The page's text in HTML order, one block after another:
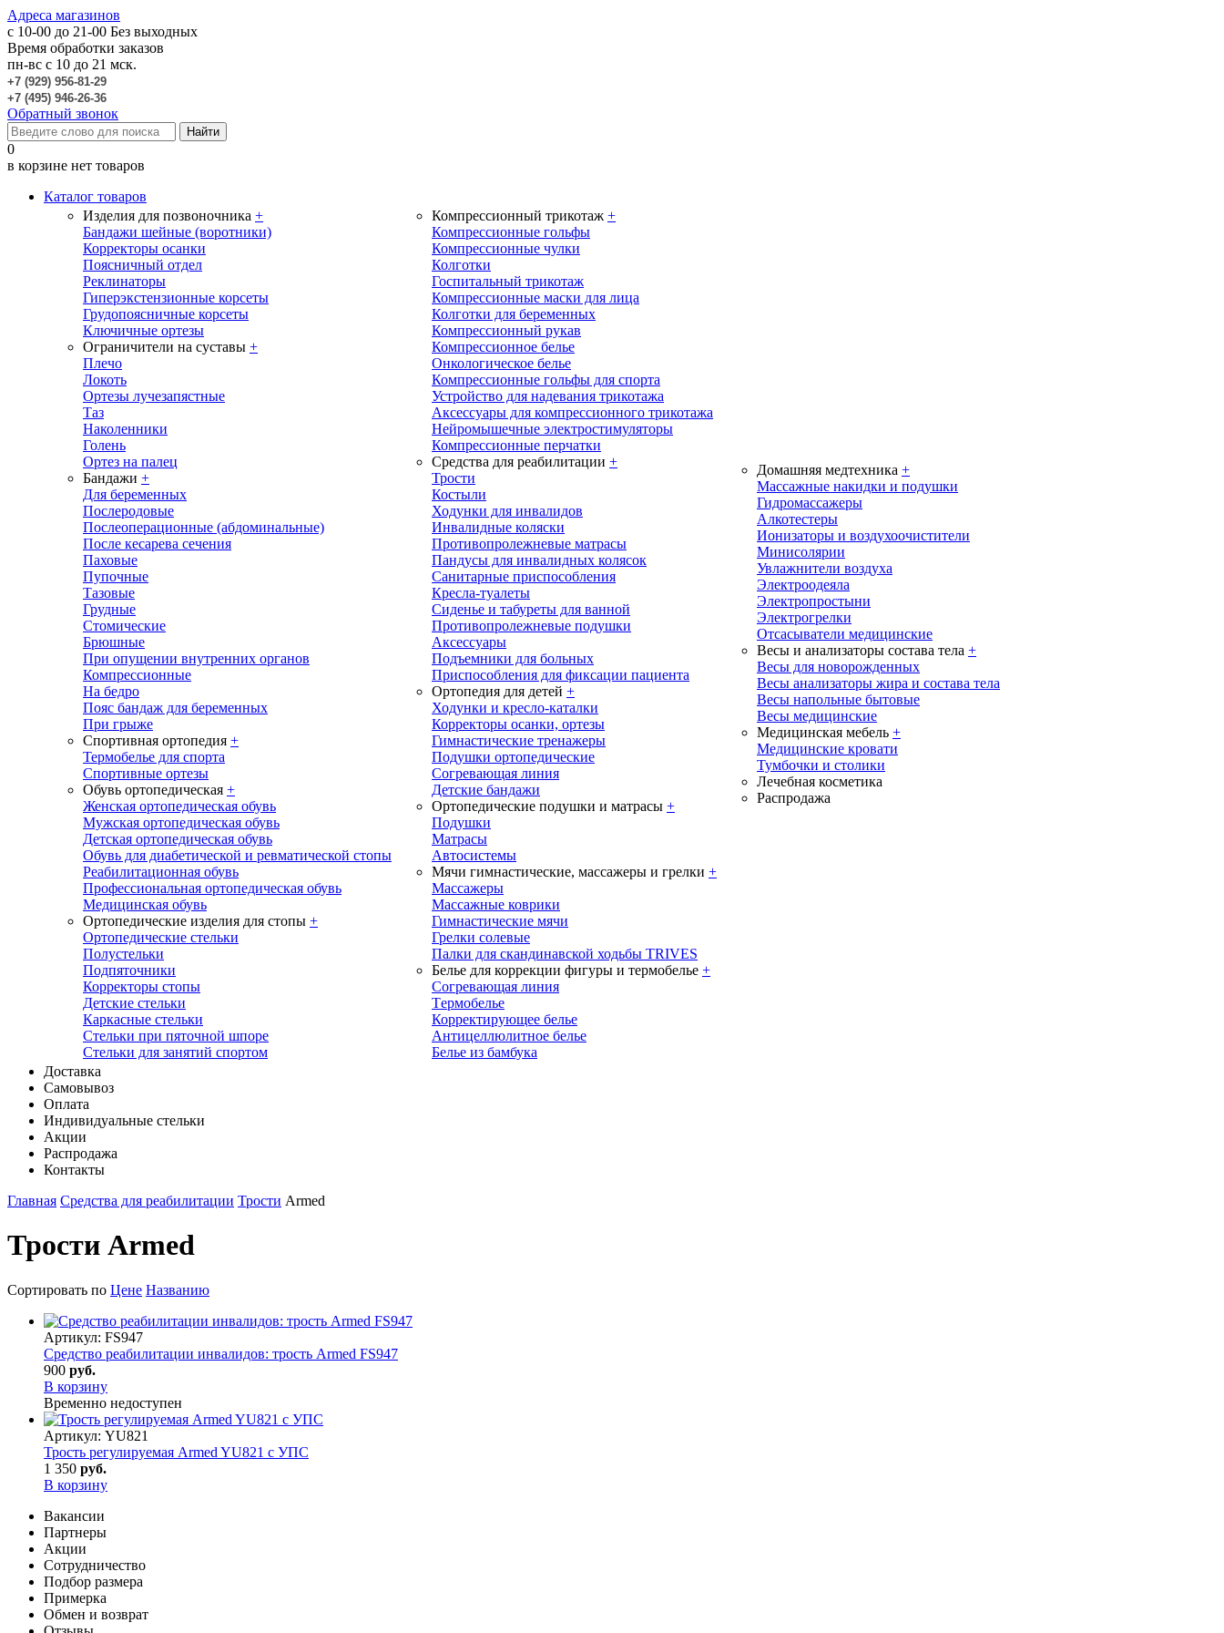
Адреса магазинов
c 10-00 до 21-00 Без выходных
Время обработки заказов
пн-вс с 10 до 21 мск.
+7 (929) 956-81-29
+7 (495) 946-26-36
Обратный звонок
0
в корзине нет товаров
Каталог товаров
Изделия для позвоночника +
Бандажи шейные (воротники)
Корректоры осанки
Поясничный отдел
Реклинаторы
Гиперэкстензионные корсеты
Грудопоясничные корсеты
Ключичные ортезы
Ограничители на суставы +
Плечо
Локоть
Ортезы лучезапястные
Таз
Наколенники
Голень
Ортез на палец
Бандажи +
Для беременных
Послеродовые
Послеоперационные (абдоминальные)
После кесарева сечения
Паховые
Пупочные
Тазовые
Грудные
Стомические
Брюшные
При опущении внутренних органов
Компрессионные
На бедро
Пояс бандаж для беременных
При грыже
Спортивная ортопедия +
Термобелье для спорта
Спортивные ортезы
Обувь ортопедическая +
Женская ортопедическая обувь
Мужская ортопедическая обувь
Детская ортопедическая обувь
Обувь для диабетической и ревматической стопы
Реабилитационная обувь
Профессиональная ортопедическая обувь
Медицинская обувь
Ортопедические изделия для стопы +
Ортопедические стельки
Полустельки
Подпяточники
Корректоры стопы
Детские стельки
Каркасные стельки
Стельки при пяточной шпоре
Стельки для занятий спортом
Компрессионный трикотаж +
Компрессионные гольфы
Компрессионные чулки
Колготки
Госпитальный трикотаж
Компрессионные маски для лица
Колготки для беременных
Компрессионный рукав
Компрессионное белье
Онкологическое белье
Компрессионные гольфы для спорта
Устройство для надевания трикотажа
Аксессуары для компрессионного трикотажа
Нейромышечные электростимуляторы
Компрессионные перчатки
Средства для реабилитации +
Трости
Костыли
Ходунки для инвалидов
Инвалидные коляски
Противопролежневые матрасы
Пандусы для инвалидных колясок
Санитарные приспособления
Кресла-туалеты
Сиденье и табуреты для ванной
Противопролежневые подушки
Аксессуары
Подъемники для больных
Приспособления для фиксации пациента
Ортопедия для детей +
Ходунки и кресло-каталки
Корректоры осанки, ортезы
Гимнастические тренажеры
Подушки ортопедические
Согревающая линия
Детские бандажи
Ортопедические подушки и матрасы +
Подушки
Матрасы
Автосистемы
Мячи гимнастические, массажеры и грелки +
Массажеры
Массажные коврики
Гимнастические мячи
Грелки солевые
Палки для скандинавской ходьбы TRIVES
Белье для коррекции фигуры и термобелье +
Cогревающая линия
Tермобелье
Корректирующее белье
Антицеллюлитное белье
Белье из бамбука
Домашняя медтехника +
Массажные накидки и подушки
Гидромассажеры
Алкотестеры
Ионизаторы и воздухоочистители
Минисолярии
Увлажнители воздуха
Электроодеяла
Электропростыни
Электрогрелки
Отсасыватели медицинские
Весы и анализаторы состава тела +
Весы для новорожденных
Весы анализаторы жира и состава тела
Весы напольные бытовые
Весы медицинские
Медицинская мебель +
Медицинские кровати
Тумбочки и столики
Лечебная косметика
Распродажа
Доставка
Самовывоз
Оплата
Индивидуальные стельки
Акции
Распродажа
Контакты
Главная Средства для реабилитации Трости Armed
Трости Armed
Сортировать по Цене Названию
Артикул: FS947
Средство реабилитации инвалидов: трость Armed FS947
900 руб.
В корзину
Временно недоступен
Артикул: YU821
Трость регулируемая Armed YU821 с УПС
1 350 руб.
В корзину
Вакансии
Партнеры
Акции
Сотрудничество
Подбор размера
Примерка
Обмен и возврат